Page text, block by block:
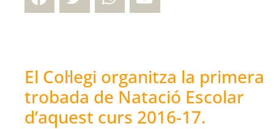
El Col·legi organitza la primera
trobada de Natació Escolar
d’aquest curs 2016-17.